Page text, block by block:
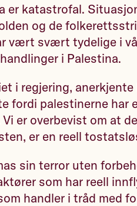
er katastrofal.
og de
vært svært tydelige i
i Palestina.
i regjering,
fordi palestinerne
er overbevist om at
er en reell
sin terror uten
som har reell
handler i tråd med